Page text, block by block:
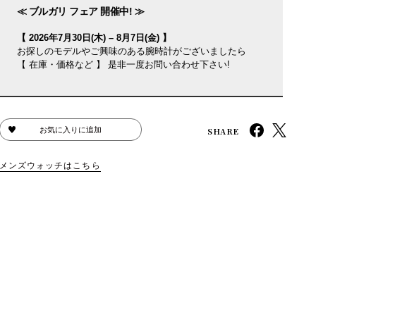
≪ ブルガリ フェア 開催中! ≫
【 2026年7月30日(木) – 8月7日(金) 】
お探しのモデルやご興味のある腕時計がございましたら
【 在庫・価格など 】 是非一度お問い合わせ下さい!
お気に入りに追加 SHARE
メンズウォッチはこちら